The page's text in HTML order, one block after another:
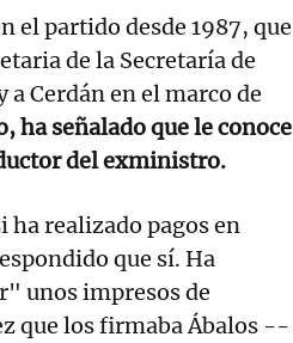
el partido desde 1987, que
de la Secretaría de
a Cerdán en el marco de
ha señalado que le conoce
del exministro.
ha realizado pagos en
que sí. Ha
unos impresos de
que los firmaba Ábalos --